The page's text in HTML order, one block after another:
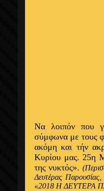
Να λοιπόν που
σύμφωνα με τους
ακόμη και τήν
Κυρίου μας. 25η
της νυκτός».
Δευτέρας Παρουσίας,
«2018 Η ΔΕΥΤΕΡΑ